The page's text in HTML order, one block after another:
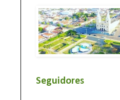
Seguidores